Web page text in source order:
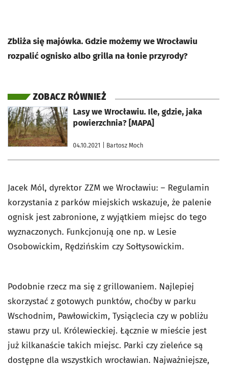
Zbliża się majówka. Gdzie możemy we Wrocławiu
rozpalić ognisko albo grilla na łonie przyrody?
ZOBACZ RÓWNIEŻ
Lasy we Wrocławiu. Ile, gdzie, jaka
powierzchnia? [MAPA]
04.10.2021 | Bartosz Moch
otworzy się w nowej karcie
Jacek Mól, dyrektor ZZM we Wrocławiu: – Regulamin
korzystania z parków miejskich wskazuje, że palenie
ognisk jest zabronione, z wyjątkiem miejsc do tego
wyznaczonych. Funkcjonują one np. w Lesie
Osobowickim, Rędzińskim czy Sołtysowickim.
Podobnie rzecz ma się z grillowaniem. Najlepiej
skorzystać z gotowych punktów, choćby w parku
Wschodnim, Pawłowickim, Tysiąclecia czy w pobliżu
stawu przy ul. Królewieckiej. Łącznie w mieście jest
już kilkanaście takich miejsc. Parki czy zieleńce są
dostępne dla wszystkich wrocławian. Najważniejsze,